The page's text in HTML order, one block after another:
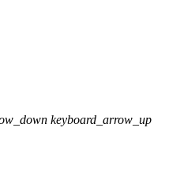
keyboard_arrow_up